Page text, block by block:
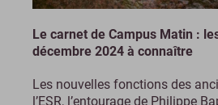
Le carnet de Campus Matin :
décembre 2024 à connaître
Les nouvelles fonctions des
l’ESR, l’entourage de Philippe